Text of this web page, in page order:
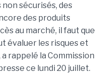
sécurisés, des
des produits
au marché, il faut que
évaluer les risques et
rappelé la Commission
ce lundi 20 juillet.